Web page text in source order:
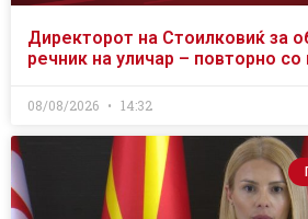
Директорот на Стоилковиќ за
речник на уличар – повторно со
08/08/2026 14:32